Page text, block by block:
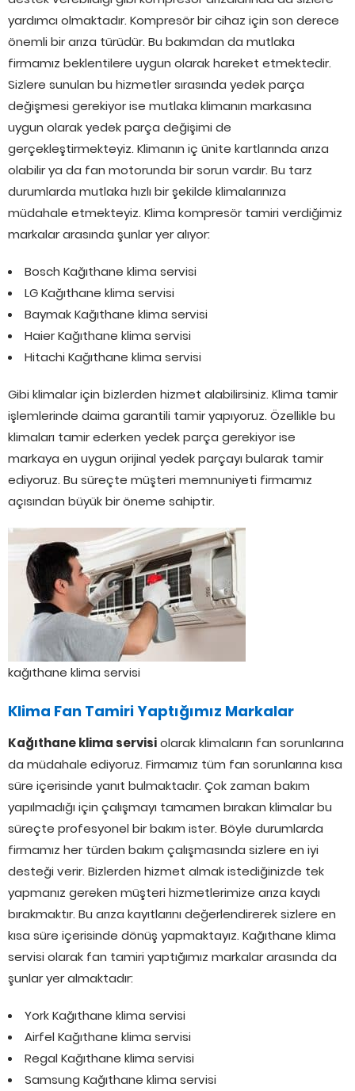
yardımcı olmaktadır. Kompresör bir cihaz için son derece
önemli bir arıza türüdür. Bu bakımdan da mutlaka
firmamız beklentilere uygun olarak hareket etmektedir.
Sizlere sunulan bu hizmetler sırasında yedek parça
değişmesi gerekiyor ise mutlaka klimanın markasına
uygun olarak yedek parça değişimi de
gerçekleştirmekteyiz. Klimanın iç ünite kartlarında arıza
olabilir ya da fan motorunda bir sorun vardır. Bu tarz
durumlarda mutlaka hızlı bir şekilde klimalarınıza
müdahale etmekteyiz. Klima kompresör tamiri verdiğimiz
markalar arasında şunlar yer alıyor:
Bosch Kağıthane klima servisi
LG Kağıthane klima servisi
Baymak Kağıthane klima servisi
Haier Kağıthane klima servisi
Hitachi Kağıthane klima servisi
Gibi klimalar için bizlerden hizmet alabilirsiniz. Klima tamir
işlemlerinde daima garantili tamir yapıyoruz. Özellikle bu
klimaları tamir ederken yedek parça gerekiyor ise
markaya en uygun orijinal yedek parçayı bularak tamir
ediyoruz. Bu süreçte müşteri memnuniyeti firmamız
açısından büyük bir öneme sahiptir.
kağıthane klima servisi
Klima Fan Tamiri Yaptığımız Markalar
Kağıthane klima servisiolarak klimaların fan sorunlarına
da müdahale ediyoruz. Firmamız tüm fan sorunlarına kısa
süre içerisinde yanıt bulmaktadır. Çok zaman bakım
yapılmadığı için çalışmayı tamamen bırakan klimalar bu
süreçte profesyonel bir bakım ister. Böyle durumlarda
firmamız her türden bakım çalışmasında sizlere en iyi
desteği verir. Bizlerden hizmet almak istediğinizde tek
yapmanız gereken müşteri hizmetlerimize arıza kaydı
bırakmaktır. Bu arıza kayıtlarını değerlendirerek sizlere en
kısa süre içerisinde dönüş yapmaktayız. Kağıthane klima
servisi olarak fan tamiri yaptığımız markalar arasında da
şunlar yer almaktadır:
York Kağıthane klima servisi
Airfel Kağıthane klima servisi
Regal Kağıthane klima servisi
Samsung Kağıthane klima servisi